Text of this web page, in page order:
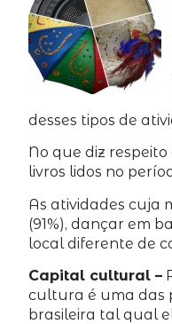
desses tipos de
No que diz
livros lidos no
As atividades cuja
(91%), dançar em
local diferente de
Capital cultural –
cultura é uma das
brasileira tal qual